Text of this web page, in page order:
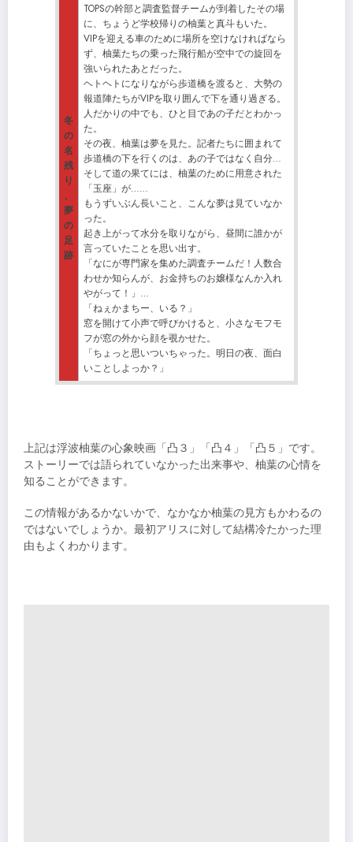
冬
の
名
残
り
、
夢
の
足
跡
TOPSの幹部と調査監督チームが到着したその場
に、ちょうど学校帰りの柚葉と真斗もいた。
VIPを迎える車のために場所を空けなければなら
ず、柚葉たちの乗った飛行船が空中での旋回を
強いられたあとだった。
ヘトヘトになりながら歩道橋を渡ると、大勢の
報道陣たちがVIPを取り囲んで下を通り過ぎる。
人だかりの中でも、ひと目であの子だとわかっ
た。
その夜、柚葉は夢を見た。記者たちに囲まれて
歩道橋の下を行くのは、あの子ではなく自分…
そして道の果てには、柚葉のために用意された
「玉座」が……
もうずいぶん長いこと、こんな夢は見ていなか
った。
起き上がって水分を取りながら、昼間に誰かが
言っていたことを思い出す。
「なにが専門家を集めた調査チームだ！人数合
わせか知らんが、お金持ちのお嬢様なんか入れ
やがって！」…
「ねぇかまちー、いる？」
窓を開けて小声で呼びかけると、小さなモフモ
フが窓の外から顔を覗かせた。
「ちょっと思いついちゃった。明日の夜、面白
いことしよっか？」
上記は浮波柚葉の心象映画「凸３」「凸４」「凸５」です。
ストーリーでは語られていなかった出来事や、柚葉の心情を
知ることができます。
この情報があるかないかで、なかなか柚葉の見方もかわるの
ではないでしょうか。最初アリスに対して結構冷たかった理
由もよくわかります。